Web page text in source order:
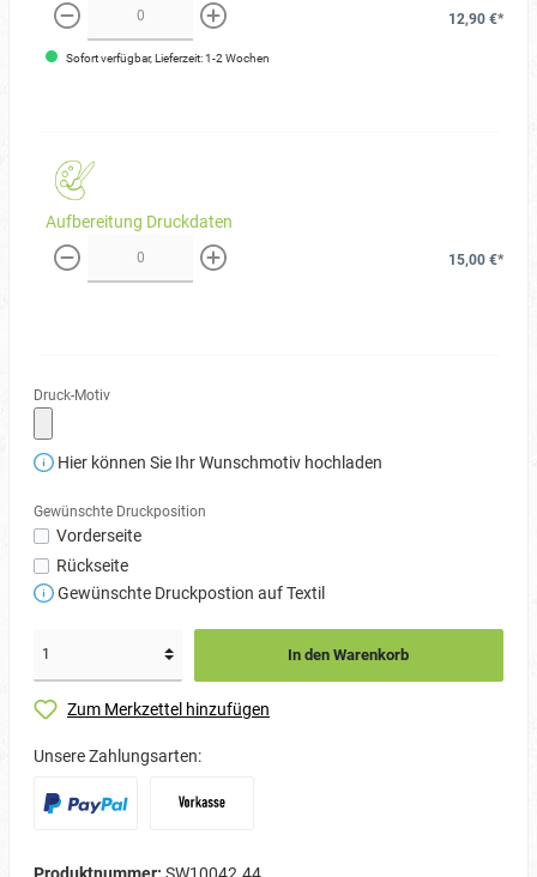
weniger mehr
12,90 €*
Sofort verfügbar, Lieferzeit: 1-2 Wochen
Aufbereitung Druckdaten
weniger mehr
15,00 €*
Druck-Motiv
Hier können Sie Ihr Wunschmotiv hochladen
Gewünschte Druckposition
Vorderseite
Rückseite
Gewünschte Druckpostion auf Textil
In den Warenkorb
Zum Merkzettel hinzufügen
Unsere Zahlungsarten: